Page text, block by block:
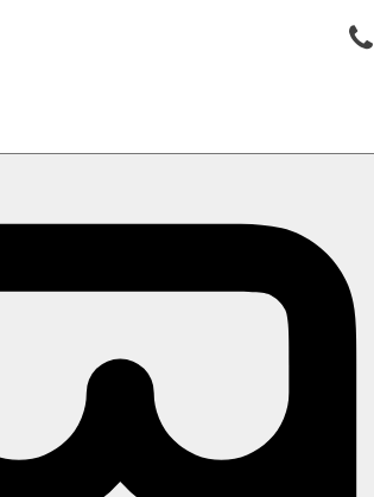
u bazénu zdarma, bar v zahradě
zdrama, výhled do zahrady.